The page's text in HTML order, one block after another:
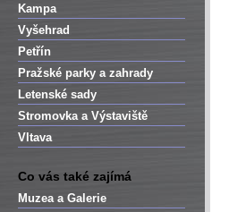
Kampa
Vyšehrad
Petřín
Pražské parky a zahrady
Letenské sady
Stromovka a Výstaviště
Vltava
Co vás také zajímá
Muzea a Galerie